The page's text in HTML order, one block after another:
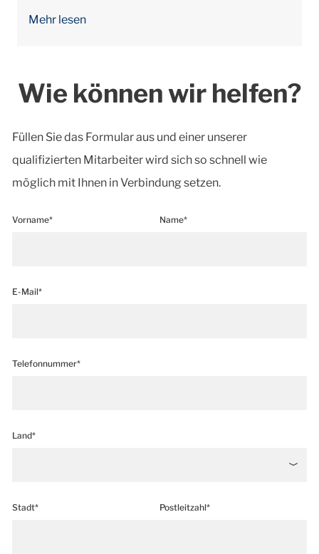
Mehr lesen
Wie können wir helfen?
Füllen Sie das Formular aus und einer unserer
qualifizierten Mitarbeiter wird sich so schnell wie
möglich mit Ihnen in Verbindung setzen.
Vorname* Name*
E-Mail*
Telefonnummer*
Land*
Stadt* Postleitzahl*